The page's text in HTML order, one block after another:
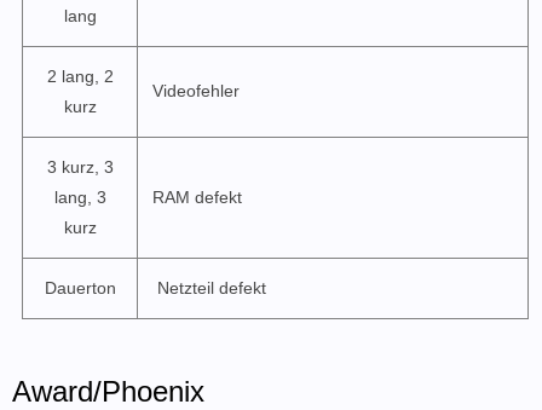
lang
2 lang, 2
kurz
Videofehler
3 kurz, 3
lang, 3
kurz
RAM defekt
Dauerton Netzteil defekt
Award/Phoenix